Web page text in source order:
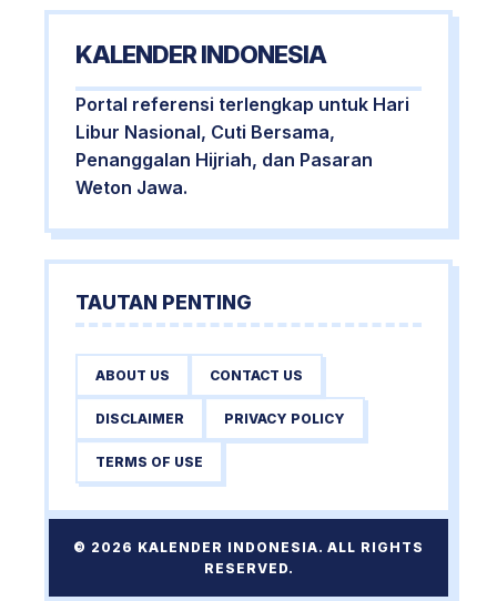
KALENDER INDONESIA
Portal referensi terlengkap untuk Hari
Libur Nasional, Cuti Bersama,
Penanggalan Hijriah, dan Pasaran
Weton Jawa.
TAUTAN PENTING
ABOUT US CONTACT US
DISCLAIMER PRIVACY POLICY
TERMS OF USE
© 2026 KALENDER INDONESIA. ALL RIGHTS
RESERVED.